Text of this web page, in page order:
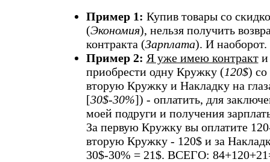
Пример 1: Купив товары со
(Экономия), нельзя получить
контракта (Зарплата). И наоборот.
Пример 2: Я уже имею контракти
приобрести одну Кружку (120$) со
вторую Кружку и Накладку на
[30$-30%]) - оплатить, для
моей подруги и получения
За первую Кружку вы оплатите
вторую Кружку - 120$ и за
30$-30% = 21$. ВСЕГО: